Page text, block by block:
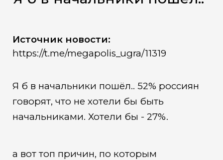
Источник новости:
https://t.me/megapolis_ugra/11319
Я б в начальники пошёл.. 52% россиян
говорят, что не хотели бы быть
начальниками. Хотели бы - 27%.
а вот топ причин, по которым